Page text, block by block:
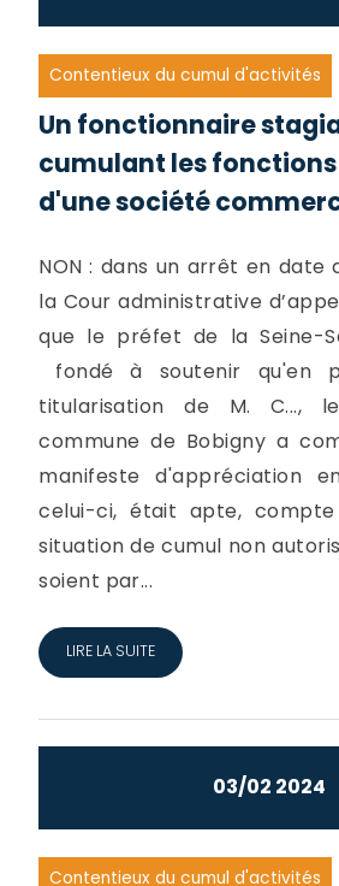
Contentieux du cumul d'activités
Un fonctionnaire
cumulant les
d'une société
NON : dans un arrêt en date
la Cour administrative
que le préfet de la Seine-
fondé à soutenir qu'en
titularisation de M. C...,
commune de Bobigny a
manifeste d'appréciation
celui-ci, était apte,
situation de cumul non
soient par...
LIRE LA SUITE
03/02 2024
Contentieux du cumul d'activités